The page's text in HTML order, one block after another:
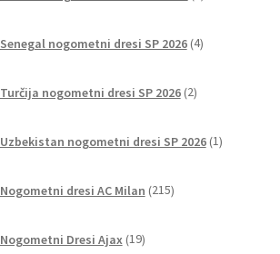
Senegal nogometni dresi SP 2026 4izdelki
Turčija nogometni dresi SP 2026 2izdelka
Uzbekistan nogometni dresi SP 2026 1izdelek
Nogometni dresi AC Milan 215izdelkov
Nogometni Dresi Ajax 19izdelkov